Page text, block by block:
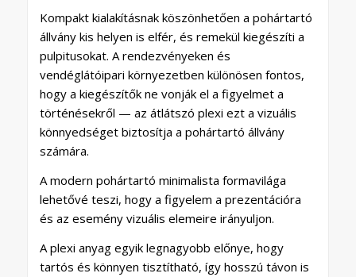
Kompakt kialakításnak köszönhetően a pohártartó
állvány kis helyen is elfér, és remekül kiegészíti a
pulpitusokat. A rendezvényeken és
vendéglátóipari környezetben különösen fontos,
hogy a kiegészítők ne vonják el a figyelmet a
történésekről — az átlátszó plexi ezt a vizuális
könnyedséget biztosítja a pohártartó állvány
számára.
A modern pohártartó minimalista formavilága
lehetővé teszi, hogy a figyelem a prezentációra
és az esemény vizuális elemeire irányuljon.
A plexi anyag egyik legnagyobb előnye, hogy
tartós és könnyen tisztítható, így hosszú távon is